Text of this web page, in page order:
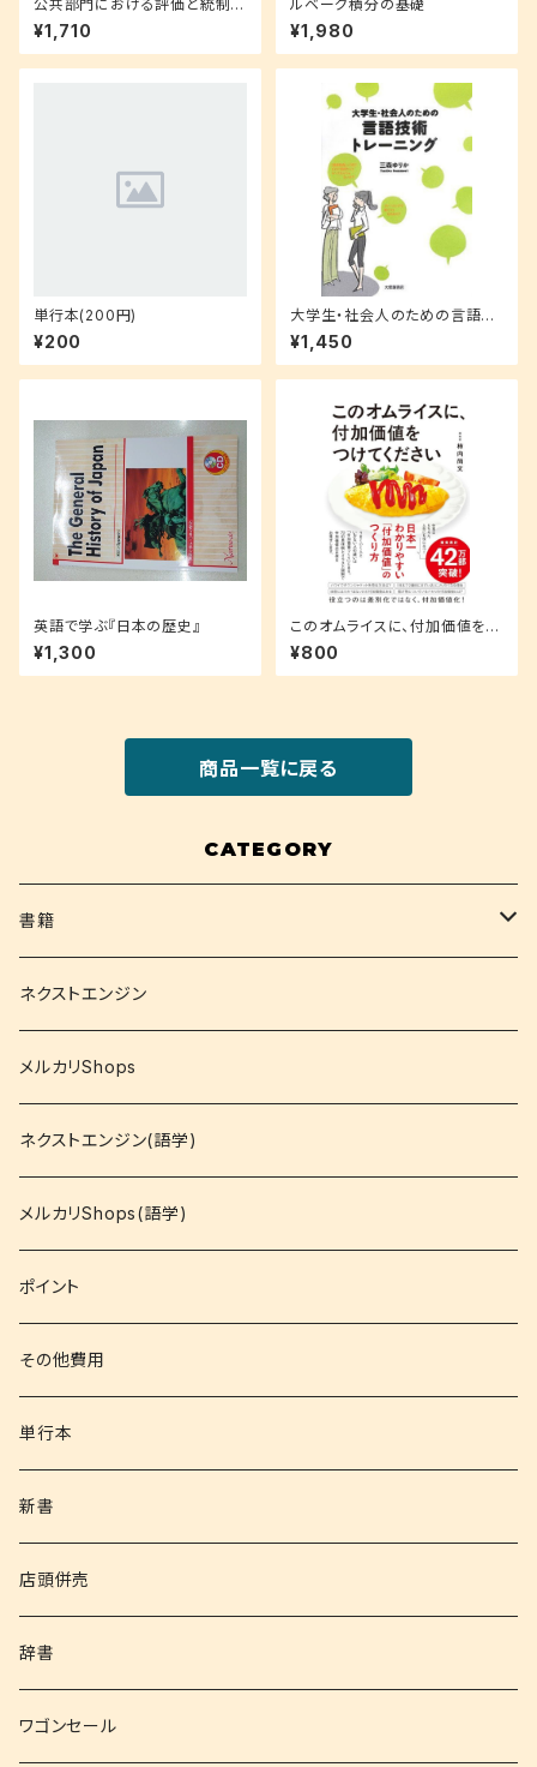
公共部門における評価と統制
(ガバナンスと評価)
¥1,710
ルベーグ積分の基礎
¥1,980
単行本(200円)
¥200
大学生・社会人のための言語技
術トレーニング
¥1,450
英語で学ぶ『日本の歴史』
¥1,300
このオムライスに、付加価値をつ
けてください
¥800
商品一覧に戻る
CATEGORY
書籍
関西大学テキスト
就活
資格
コミック
文庫
その他書籍
書籍以外
ネクストエンジン
メルカリShops
ネクストエンジン(語学)
メルカリShops(語学)
ポイント
その他費用
単行本
新書
店頭併売
辞書
ワゴンセール